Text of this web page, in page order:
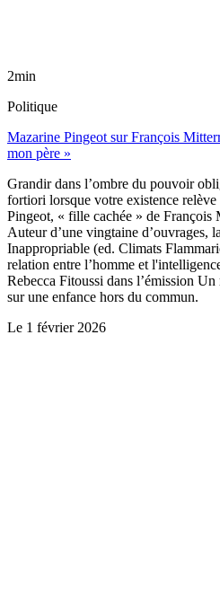
2min
Politique
Mazarine Pingeot sur François
mon père »
Grandir dans l’ombre du pouvoir
fortiori lorsque votre existence relève
Pingeot, « fille cachée » de François
Auteur d’une vingtaine d’ouvrages,
Inappropriable (ed. Climats
relation entre l’homme et
Rebecca Fitoussi dans l’émission
sur une enfance hors du commun.
Le 1 février 2026